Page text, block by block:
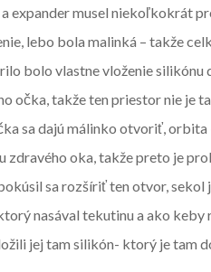
expander musel niekoľkokrát
lebo bola malinká – takže
bolo vlastne vloženie
očka, takže ten priestor nie je
sa dajú málinko otvoriť,
zdravého oka, takže preto je
sa rozšíriť ten otvor, sekol
nasával tekutinu a ako
jej tam silikón- ktorý je tam